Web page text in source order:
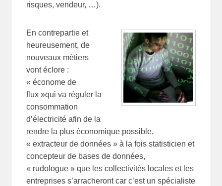
risques, vendeur, …).
En contrepartie et
heureusement, de
nouveaux métiers
vont éclore :
« économe de
flux »qui va réguler la
consommation
d’électricité afin de la
rendre la plus économique possible,
« extracteur de données » à la fois statisticien et
concepteur de bases de données,
« rudologue » que les collectivités locales et les
entreprises s’arracheront car c’est un spécialiste